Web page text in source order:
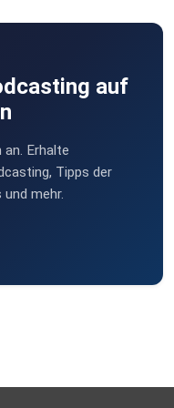
zu sehen
auf
Erhalte
Tipps der
mehr.